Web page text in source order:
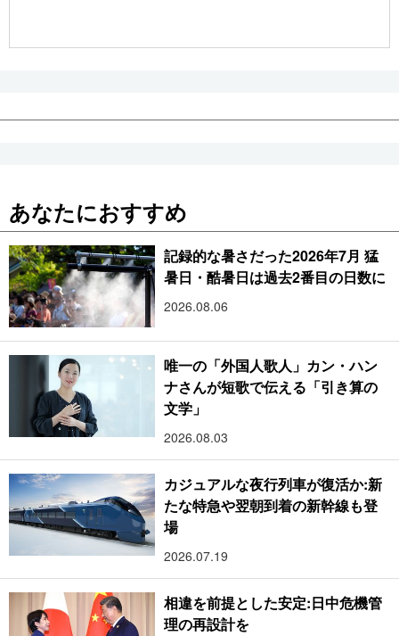
あなたにおすすめ
記録的な暑さだった2026年7月 猛
暑日・酷暑日は過去2番目の日数に
2026.08.06
唯一の「外国人歌人」カン・ハン
ナさんが短歌で伝える「引き算の
文学」
2026.08.03
カジュアルな夜行列車が復活か:新
たな特急や翌朝到着の新幹線も登
場
2026.07.19
相違を前提とした安定:日中危機管
理の再設計を